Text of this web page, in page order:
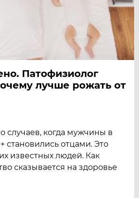
Патофизиолог
лучше рожать от
случаев, когда мужчины в
становились отцами. Это
известных людей. Как
сказывается на здоровье